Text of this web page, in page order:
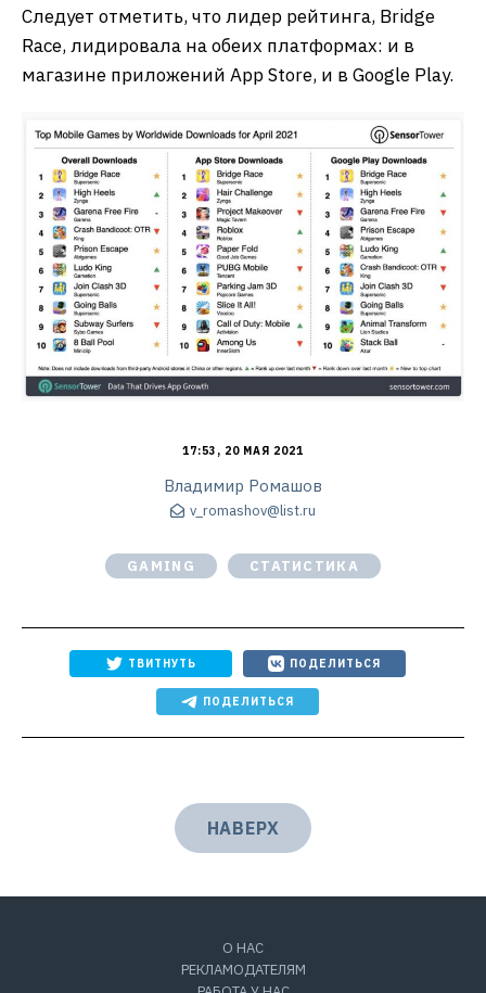
Следует отметить, что лидер рейтинга, Bridge
Race, лидировала на обеих платформах: и в
магазине приложений App Store, и в Google Play.
17:53, 20 МАЯ 2021
Владимир Ромашов
v_romashov@list.ru
GAMING СТАТИСТИКА
ТВИТНУТЬ ПОДЕЛИТЬСЯ
ПОДЕЛИТЬСЯ
НАВЕРХ
О НАС
РЕКЛАМОДАТЕЛЯМ